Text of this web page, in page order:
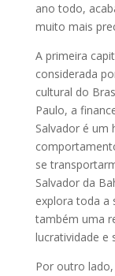
ano todo,
muito mais
A primeira
considerada
cultural do
Paulo, a
Salvador é um
se
Salvador da
explora toda a
também uma
lucratividade e
Por outro